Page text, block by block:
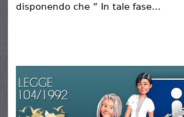
disponendo che ” In tale fase…